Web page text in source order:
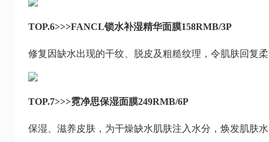
TOP.6>>>FANCL锁水补湿精华面膜158RMB/3P
修复因缺水出现的干纹、脱皮及粗糙纹理，令肌肤回复
TOP.7>>>霓净思保湿面膜249RMB/6P
保湿、滋养皮肤，为干燥缺水肌肤注入水分，焕发肌肤